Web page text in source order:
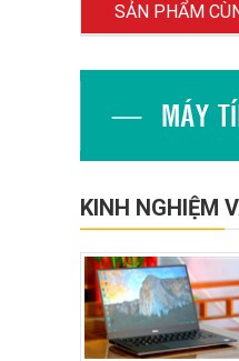
SẢN PHẨM
KINH NGHIỆM